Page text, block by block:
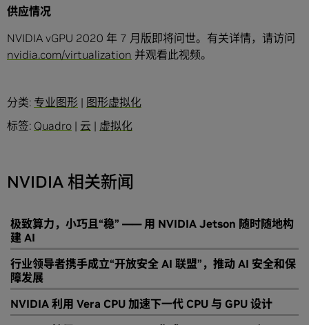
供应情况
NVIDIA vGPU 2020 年 7 月版即将问世。有关详情，请访问
nvidia.com/virtualization 并观看此视频。
分类: 专业图形 | 图形虚拟化
标签: Quadro | 云 | 虚拟化
NVIDIA 相关新闻
极致算力，小巧且“稳” —— 用 NVIDIA Jetson 随时随地构
建 AI
行业领导者携手成立“开放安全 AI 联盟”，推动 AI 安全和保
障发展
NVIDIA 利用 Vera CPU 加速下一代 CPU 与 GPU 设计